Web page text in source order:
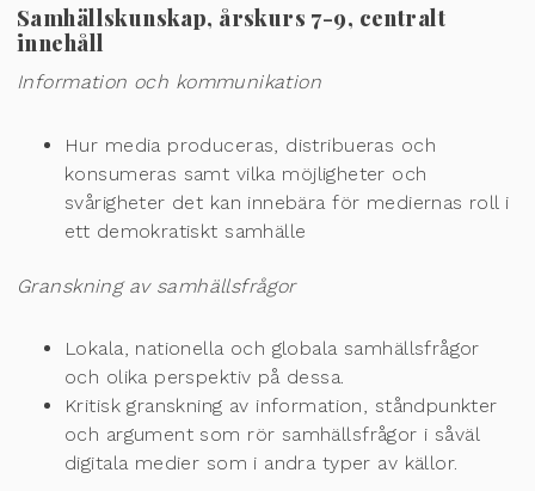
Samhällskunskap, årskurs 7-9, centralt
innehåll
Information och kommunikation
Hur media produceras, distribueras och
konsumeras samt vilka möjligheter och
svårigheter det kan innebära för mediernas roll i
ett demokratiskt samhälle
Granskning av samhällsfrågor
Lokala, nationella och globala samhällsfrågor
och olika perspektiv på dessa.
Kritisk granskning av information, ståndpunkter
och argument som rör samhällsfrågor i såväl
digitala medier som i andra typer av källor.